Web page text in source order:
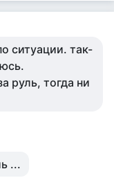
ситуации. так-
руль, тогда ни
...